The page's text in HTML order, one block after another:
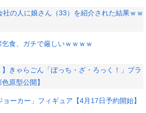
社の人に娘さん（33）を紹介された結果ｗｗ
乞食、ガチで厳しいｗｗｗｗ
】きゃらごん「ぼっち・ざ・ろっく！」プラ
原型公開】
ョーカー」フィギュア【4月17日予約開始】